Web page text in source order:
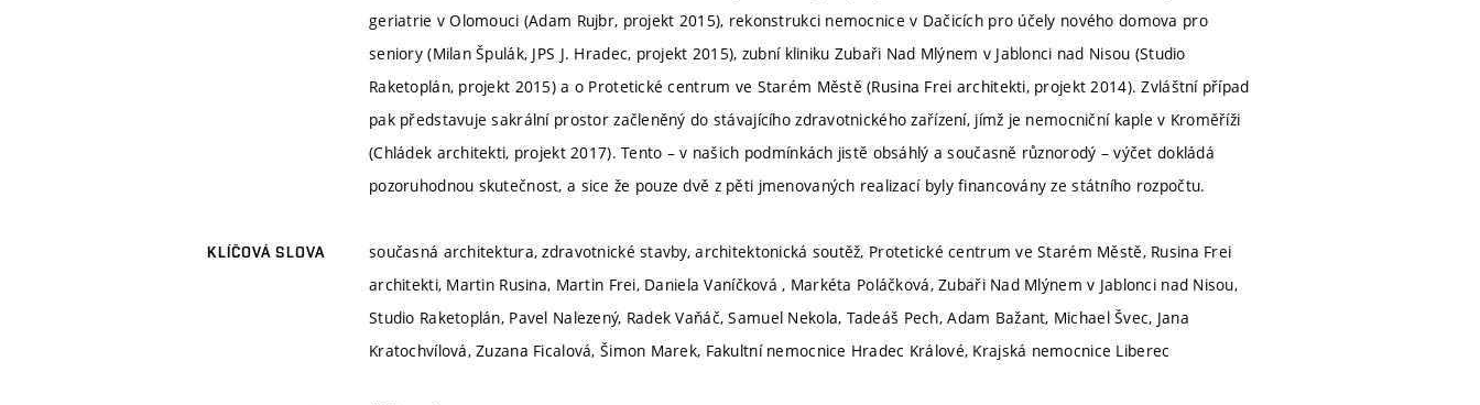
geriatrie v Olomouci (Adam Rujbr, projekt 2015), rekonstrukci nemocnice v Dačicích pro účely nového domova pro
seniory (Milan Špulák, JPS J. Hradec, projekt 2015), zubní kliniku Zubaři Nad Mlýnem v Jablonci nad Nisou (Studio
Raketoplán, projekt 2015) a o Protetické centrum ve Starém Městě (Rusina Frei architekti, projekt 2014). Zvláštní případ
pak představuje sakrální prostor začleněný do stávajícího zdravotnického zařízení, jímž je nemocniční kaple v Kroměříži
(Chládek architekti, projekt 2017). Tento – v našich podmínkách jistě obsáhlý a současně různorodý – výčet dokládá
pozoruhodnou skutečnost, a sice že pouze dvě z pěti jmenovaných realizací byly financovány ze státního rozpočtu.
KLÍČOVÁ SLOVA
současná architektura, zdravotnické stavby, architektonická soutěž, Protetické centrum ve Starém Městě, Rusina Frei
architekti, Martin Rusina, Martin Frei, Daniela Vaníčková , Markéta Poláčková, Zubaři Nad Mlýnem v Jablonci nad Nisou,
Studio Raketoplán, Pavel Nalezený, Radek Vaňáč, Samuel Nekola, Tadeáš Pech, Adam Bažant, Michael Švec, Jana
Kratochvílová, Zuzana Ficalová, Šimon Marek, Fakultní nemocnice Hradec Králové, Krajská nemocnice Liberec